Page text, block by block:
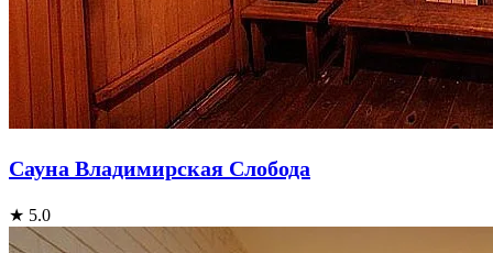
Сауна Владимирская Слобода
★ 5.0